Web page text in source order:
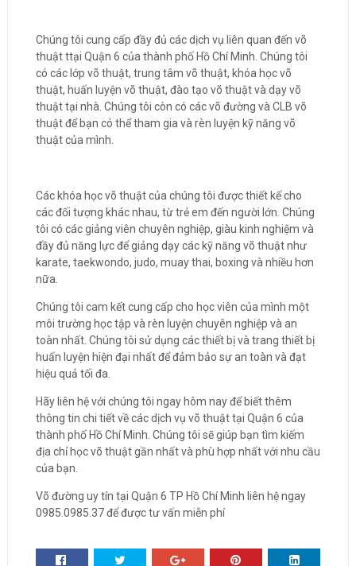
Chúng tôi cung cấp đầy đủ các dịch vụ liên quan đến võ
thuật ttại Quận 6 của thành phố Hồ Chí Minh. Chúng tôi
có các lớp võ thuật, trung tâm võ thuật, khóa học võ
thuật, huấn luyện võ thuật, đào tạo võ thuật và dạy võ
thuật tại nhà. Chúng tôi còn có các võ đường và CLB võ
thuật để bạn có thể tham gia và rèn luyện kỹ năng võ
thuật của mình.
Các khóa học võ thuật của chúng tôi được thiết kế cho
các đối tượng khác nhau, từ trẻ em đến người lớn. Chúng
tôi có các giảng viên chuyên nghiệp, giàu kinh nghiệm và
đầy đủ năng lực để giảng dạy các kỹ năng võ thuật như
karate, taekwondo, judo, muay thai, boxing và nhiều hơn
nữa.
Chúng tôi cam kết cung cấp cho học viên của mình một
môi trường học tập và rèn luyện chuyên nghiệp và an
toàn nhất. Chúng tôi sử dụng các thiết bị và trang thiết bị
huấn luyện hiện đại nhất để đảm bảo sự an toàn và đạt
hiệu quả tối đa.
Hãy liên hệ với chúng tôi ngay hôm nay để biết thêm
thông tin chi tiết về các dịch vụ võ thuật tại Quận 6 của
thành phố Hồ Chí Minh. Chúng tôi sẽ giúp bạn tìm kiếm
địa chỉ học võ thuật gần nhất và phù hợp nhất với nhu cầu
của bạn.
Võ đường uy tín tại Quận 6 TP Hồ Chí Minh liên hệ ngay
0985.0985.37 để được tư vấn miễn phí